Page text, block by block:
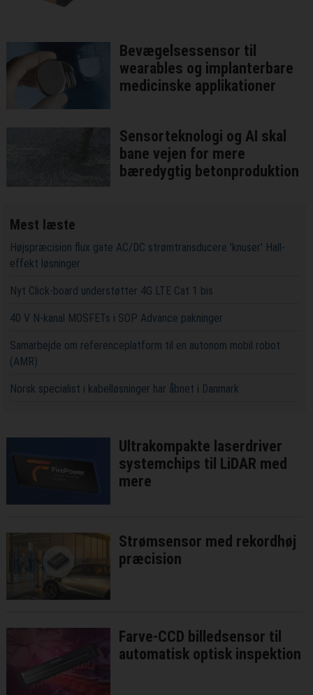
Bevægelsessensor til
wearables og implanterbare
medicinske applikationer
Sensorteknologi og AI skal
bane vejen for mere
bæredygtig betonproduktion
Mest læste
Højspræcision flux gate AC/DC strømtransducere 'knuser' Hall-
effekt løsninger
Nyt Click-board understøtter 4G LTE Cat 1 bis
40 V N-kanal MOSFETs i SOP Advance pakninger
Samarbejde om referenceplatform til en autonom mobil robot
(AMR)
Norsk specialist i kabelløsninger har åbnet i Danmark
Ultrakompakte laserdriver
systemchips til LiDAR med
mere
Strømsensor med rekordhøj
præcision
Farve-CCD billedsensor til
automatisk optisk inspektion